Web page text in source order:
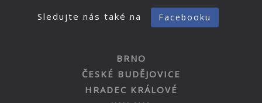
Sledujte nás také na Facebooku
BRNO
ČESKÉ BUDĚJOVICE
HRADEC KRÁLOVÉ